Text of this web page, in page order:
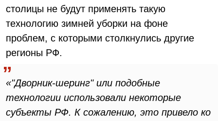
столицы не будут применять такую
технологию зимней уборки на фоне
проблем, с которыми столкнулись другие
регионы РФ.
«"Дворник-шеринг" или подобные
технологии использовали некоторые
субъекты РФ. К сожалению, это привело ко